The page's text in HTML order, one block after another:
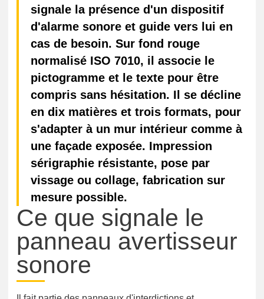
signale la présence d'un dispositif
d'alarme sonore et guide vers lui en
cas de besoin. Sur fond rouge
normalisé ISO 7010, il associe le
pictogramme et le texte pour être
compris sans hésitation. Il se décline
en dix matières et trois formats, pour
s'adapter à un mur intérieur comme à
une façade exposée. Impression
sérigraphie résistante, pose par
vissage ou collage, fabrication sur
mesure possible.
Ce que signale le
panneau avertisseur
sonore